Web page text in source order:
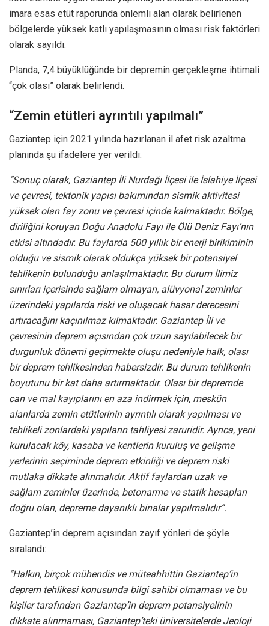
imara esas etüt raporunda önlemli alan olarak belirlenen
bölgelerde yüksek katlı yapılaşmasının olması risk faktörleri
olarak sayıldı.
Planda, 7,4 büyüklüğünde bir depremin gerçekleşme ihtimali
“çok olası” olarak belirlendi.
“Zemin etütleri ayrıntılı yapılmalı”
Gaziantep için 2021 yılında hazırlanan il afet risk azaltma
planında şu ifadelere yer verildi:
“Sonuç olarak, Gaziantep İli Nurdağı İlçesi ile İslahiye İlçesi
ve çevresi, tektonik yapısı bakımından sismik aktivitesi
yüksek olan fay zonu ve çevresi içinde kalmaktadır. Bölge,
diriliğini koruyan Doğu Anadolu Fayı ile Ölü Deniz Fayı’nın
etkisi altındadır. Bu faylarda 500 yıllık bir enerji birikiminin
olduğu ve sismik olarak oldukça yüksek bir potansiyel
tehlikenin bulunduğu anlaşılmaktadır. Bu durum İlimiz
sınırları içerisinde sağlam olmayan, alüvyonal zeminler
üzerindeki yapılarda riski ve oluşacak hasar derecesini
artıracağını kaçınılmaz kılmaktadır. Gaziantep İli ve
çevresinin deprem açısından çok uzun sayılabilecek bir
durgunluk dönemi geçirmekte oluşu nedeniyle halk, olası
bir deprem tehlikesinden habersizdir. Bu durum tehlikenin
boyutunu bir kat daha artırmaktadır. Olası bir depremde
can ve mal kayıplarını en aza indirmek için, meskün
alanlarda zemin etütlerinin ayrıntılı olarak yapılması ve
tehlikeli zonlardaki yapıların tahliyesi zaruridir. Ayrıca, yeni
kurulacak köy, kasaba ve kentlerin kuruluş ve gelişme
yerlerinin seçiminde deprem etkinliği ve deprem riski
mutlaka dikkate alınmalıdır. Aktif faylardan uzak ve
sağlam zeminler üzerinde, betonarme ve statik hesapları
doğru olan, depreme dayanıklı binalar yapılmalıdır”.
Gaziantep’in deprem açısından zayıf yönleri de şöyle
sıralandı:
“Halkın, birçok mühendis ve müteahhittin Gaziantep’in
deprem tehlikesi konusunda bilgi sahibi olmaması ve bu
kişiler tarafından Gaziantep’in deprem potansiyelinin
dikkate alınmaması, Gaziantep’teki üniversitelerde Jeoloji